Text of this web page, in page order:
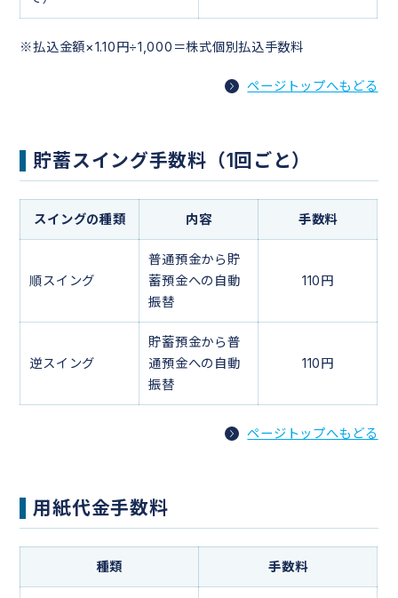
※払込金額×1.10円÷1,000＝株式個別払込手数料
ページトップへもどる
貯蓄スイング手数料（1回ごと）
スイングの種類 内容 手数料
順スイング
普通預金から貯
蓄預金への自動
振替
110円
逆スイング
貯蓄預金から普
通預金への自動
振替
110円
ページトップへもどる
用紙代金手数料
種類 手数料